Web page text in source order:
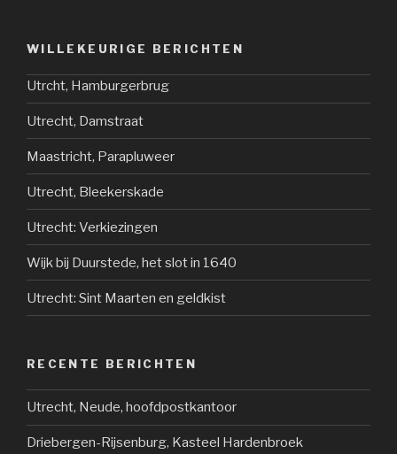
WILLEKEURIGE BERICHTEN
Utrcht, Hamburgerbrug
Utrecht, Damstraat
Maastricht, Parapluweer
Utrecht, Bleekerskade
Utrecht: Verkiezingen
Wijk bij Duurstede, het slot in 1640
Utrecht: Sint Maarten en geldkist
RECENTE BERICHTEN
Utrecht, Neude, hoofdpostkantoor
Driebergen-Rijsenburg, Kasteel Hardenbroek